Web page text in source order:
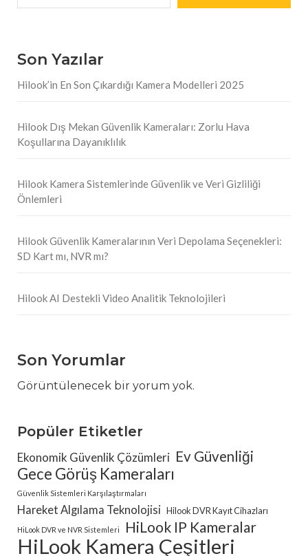
Son Yazılar
Hilook’in En Son Çıkardığı Kamera Modelleri 2025
Hilook Dış Mekan Güvenlik Kameraları: Zorlu Hava
Koşullarına Dayanıklılık
Hilook Kamera Sistemlerinde Güvenlik ve Veri Gizliliği
Önlemleri
Hilook Güvenlik Kameralarının Veri Depolama Seçenekleri:
SD Kart mı, NVR mı?
Hilook AI Destekli Video Analitik Teknolojileri
Son Yorumlar
Görüntülenecek bir yorum yok.
Popüler Etiketler
Ekonomik Güvenlik Çözümleri Ev Güvenliği
Gece Görüş Kameraları
Güvenlik Sistemleri Karşılaştırmaları
Hareket Algılama Teknolojisi Hilook DVR Kayıt Cihazları
HiLook DVR ve NVR Sistemleri HiLook IP Kameralar
HiLook Kamera Çeşitleri